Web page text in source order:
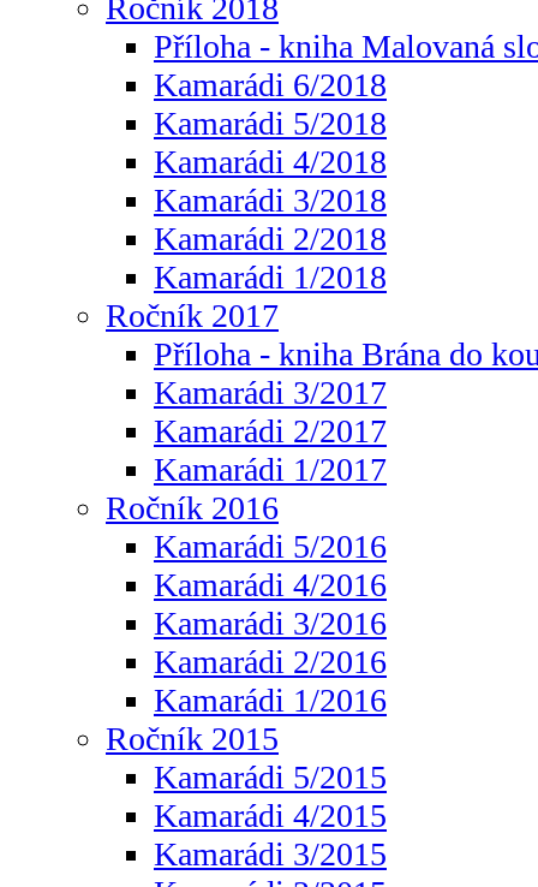
Ročník 2018
Příloha - kniha Malovaná
Kamarádi 6/2018
Kamarádi 5/2018
Kamarádi 4/2018
Kamarádi 3/2018
Kamarádi 2/2018
Kamarádi 1/2018
Ročník 2017
Příloha - kniha Brána do
Kamarádi 3/2017
Kamarádi 2/2017
Kamarádi 1/2017
Ročník 2016
Kamarádi 5/2016
Kamarádi 4/2016
Kamarádi 3/2016
Kamarádi 2/2016
Kamarádi 1/2016
Ročník 2015
Kamarádi 5/2015
Kamarádi 4/2015
Kamarádi 3/2015